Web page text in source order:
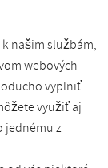
našim službám,
webových
vyplniť
využiť aj
jednému z